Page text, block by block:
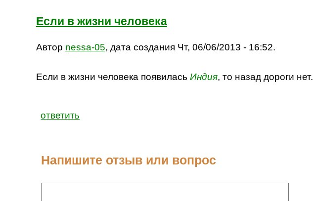
Если в жизни человека
Автор nessa-05, дата создания Чт, 06/06/2013 - 16:52.
Если в жизни человека появилась Индия, то назад дороги нет.
ответить
Напишите отзыв или вопрос